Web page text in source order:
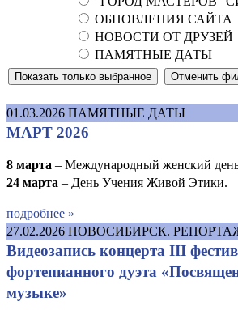
ОБНОВЛЕНИЯ САЙТА
НОВОСТИ ОТ ДРУЗЕЙ
ПАМЯТНЫЕ ДАТЫ
01.03.2026 ПАМЯТНЫЕ ДАТЫ
МАРТ 2026
8 марта – Международный женский
24 марта – День Учения Живой Этики.
подробнее »
27.02.2026 НОВОСИБИРСК.
Видеозапись концерта III
фортепианного дуэта
музыке»